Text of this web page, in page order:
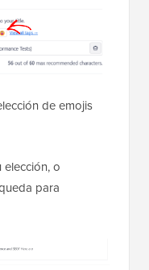
de emojis
o
para